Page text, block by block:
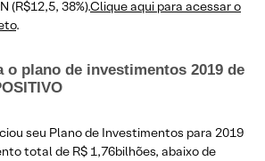
(R$12,5, 38%).Clique aqui para acessar o
.
o plano de investimentos 2019 de
seu Plano de Investimentos para 2019
total de R$ 1,76bilhões, abaixo de